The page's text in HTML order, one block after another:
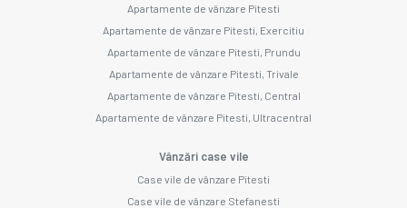
Apartamente de vânzare Pitesti
Apartamente de vânzare Pitesti, Exercitiu
Apartamente de vânzare Pitesti, Prundu
Apartamente de vânzare Pitesti, Trivale
Apartamente de vânzare Pitesti, Central
Apartamente de vânzare Pitesti, Ultracentral
Vânzări case vile
Case vile de vânzare Pitesti
Case vile de vânzare Stefanesti